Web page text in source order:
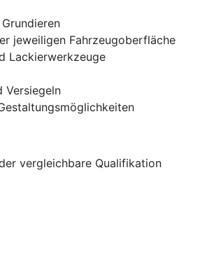
jeweiligen Fahrzeugoberfläche
Lackierwerkzeuge
Versiegeln
vergleichbare Qualifikation